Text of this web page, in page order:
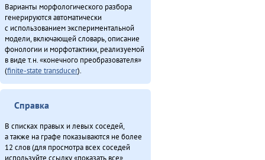
Варианты морфологического разбора
генерируются автоматически
с использованием экспериментальной
модели, включающей словарь, описание
фонологии и морфотактики, реализуемой
в виде т.н. «конечного преобразователя»
(finite-state transducer).
Справка
В списках правых и левых соседей,
а также на графе показываются не более
12 слов (для просмотра всех соседей
используйте ссылку «показать все»